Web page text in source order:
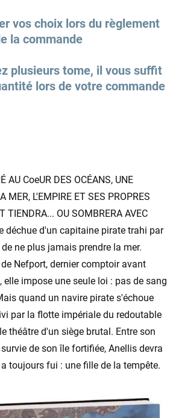
vos choix lors du règlement
la commande
plusieurs tome, il vous suffit
lors de votre commande
AU CoeUR DES OCÉANS, UNE
MER, L'EMPIRE ET SES PROPRES
TIENDRA... OU SOMBRERA AVEC
déchue d'un capitaine pirate trahi par
ne plus jamais prendre la mer.
Nefport, dernier comptoir avant
elle impose une seule loi : pas de sang
quand un navire pirate s'échoue
par la flotte impériale du redoutable
théâtre d'un siège brutal. Entre son
de son île fortifiée, Anellis devra
toujours fui : une fille de la tempête.